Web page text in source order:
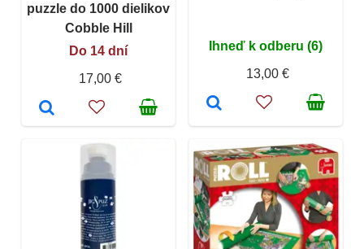
puzzle do 1000 dielikov
Cobble Hill
Do 14 dní
17,00 €
Ihneď k odberu (6)
13,00 €